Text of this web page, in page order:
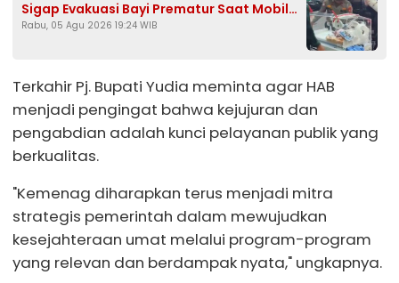
Sigap Evakuasi Bayi Prematur Saat Mobil
Ambulans Pecah Ban
Rabu, 05 Agu 2026 19:24 WIB
Terkahir Pj. Bupati Yudia meminta agar HAB
menjadi pengingat bahwa kejujuran dan
pengabdian adalah kunci pelayanan publik yang
berkualitas.
"Kemenag diharapkan terus menjadi mitra
strategis pemerintah dalam mewujudkan
kesejahteraan umat melalui program-program
yang relevan dan berdampak nyata," ungkapnya.